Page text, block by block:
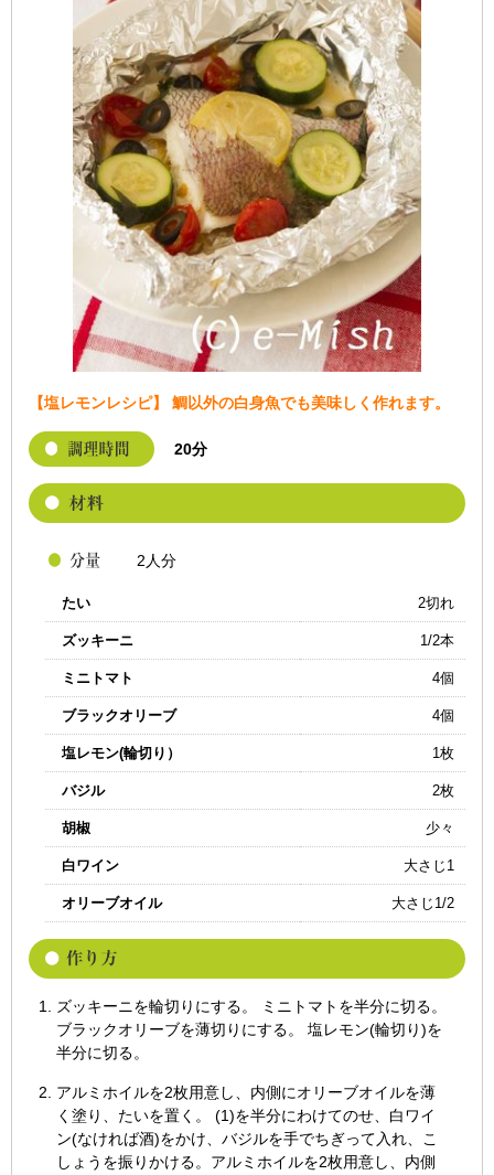
【塩レモンレシピ】 鯛以外の白身魚でも美味しく作れます。
20分
2人分
たい 2切れ
ズッキーニ 1/2本
ミニトマト 4個
ブラックオリーブ 4個
塩レモン(輪切り） 1枚
バジル 2枚
胡椒 少々
白ワイン 大さじ1
オリーブオイル 大さじ1/2
ズッキーニを輪切りにする。 ミニトマトを半分に切る。
ブラックオリーブを薄切りにする。 塩レモン(輪切り)を
半分に切る。
アルミホイルを2枚用意し、内側にオリーブオイルを薄
く塗り、たいを置く。 (1)を半分にわけてのせ、白ワイ
ン(なければ酒)をかけ、バジルを手でちぎって入れ、こ
しょうを振りかける。アルミホイルを2枚用意し、内側